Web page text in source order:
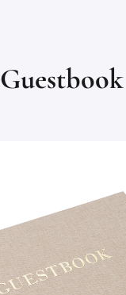
Guestbook